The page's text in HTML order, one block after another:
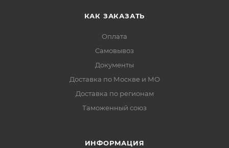
КАК ЗАКАЗАТЬ
Оплата
Самовывоз
Документы
Доставка по Москве и МО
Доставка по регионам
Таможенный союз
ИНФОРМАЦИЯ